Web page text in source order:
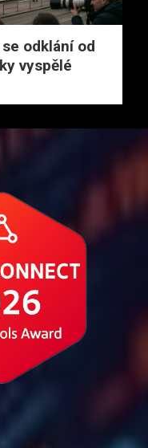
odklání od
vyspělé